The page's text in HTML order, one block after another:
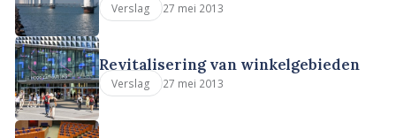
Verslag 27 mei 2013
Revitalisering van winkelgebieden
Verslag 27 mei 2013